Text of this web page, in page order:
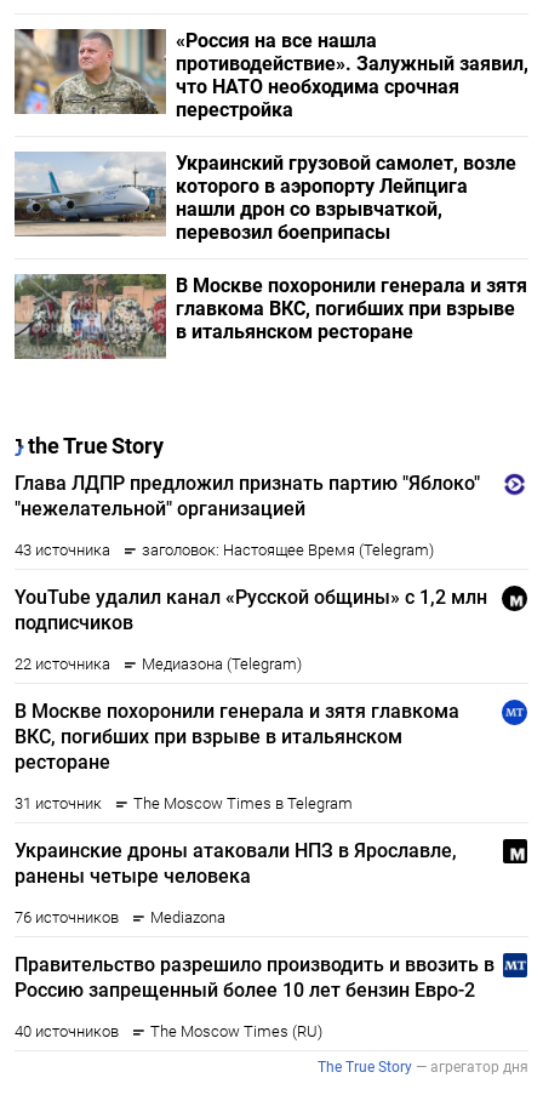
«Россия на все нашла
противодействие». Залужный заявил,
что НАТО необходима срочная
перестройка
Украинский грузовой самолет, возле
которого в аэропорту Лейпцига
нашли дрон со взрывчаткой,
перевозил боеприпасы
В Москве похоронили генерала и зятя
главкома ВКС, погибших при взрыве
в итальянском ресторане